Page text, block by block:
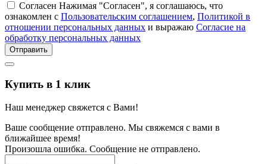
Согласен Нажимая "Согласен", я соглашаюсь, что
ознакомлен с Пользовательским соглашением, Политикой в
отношении персональных данных и выражаю Согласие на
обработку персональных данных
Отправить
Купить в 1 клик
Наш менеджер свяжется с Вами!
Ваше сообщение отправлено. Мы свяжемся с вами в
ближайшее время!
Произошла ошибка. Сообщение не отправлено.